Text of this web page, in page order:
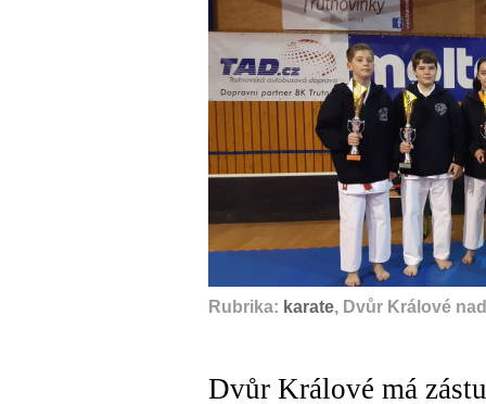
Rubrika: karate, Dvůr Králové
Dvůr Králové má